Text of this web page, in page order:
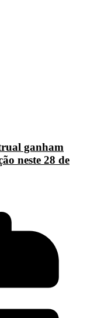
ganham
neste 28 de